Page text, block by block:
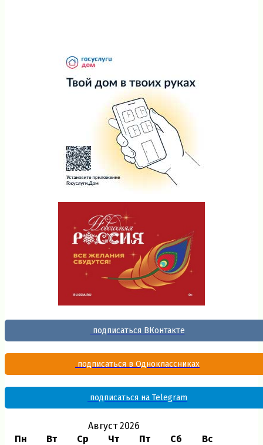
подписаться ВКонтакте
подписаться в Одноклассниках
подписаться на Telegram
Август 2026
Пн
Вт Ср Чт Пт Сб Вс